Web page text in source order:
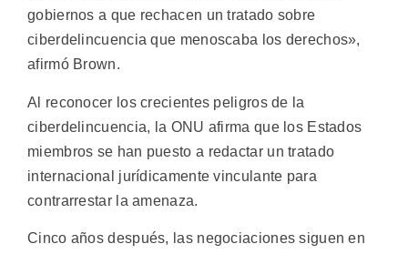
gobiernos a que rechacen un tratado sobre
ciberdelincuencia que menoscaba los derechos»,
afirmó Brown.
Al reconocer los crecientes peligros de la
ciberdelincuencia, la ONU afirma que los Estados
miembros se han puesto a redactar un tratado
internacional jurídicamente vinculante para
contrarrestar la amenaza.
Cinco años después, las negociaciones siguen en